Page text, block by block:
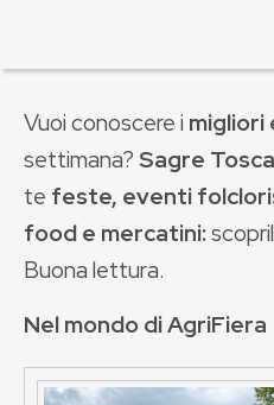
Vuoi conoscere i migliori
settimana?Sagre
te feste, eventi
food e mercatini:
Buona lettura.
Nel mondo di AgriFiera